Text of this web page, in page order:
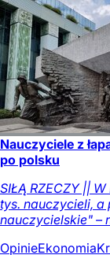
Nauczyciele z
po polsku
SIŁĄ RZECZY ||
tys. nauczycieli, a
nauczycielskie" –
OpinieEkonomia